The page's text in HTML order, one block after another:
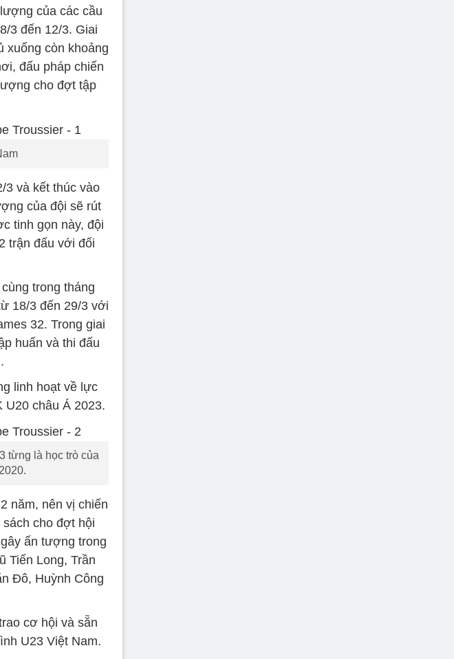
của các cầu
3 đến 12/3. Giai
xuống còn khoảng
đấu pháp chiến
cho đợt tập
3 và kết thúc vào
của đội sẽ rút
tinh gọn này, đội
trận đấu với đối
trong tháng
18/3 đến 29/3 với
32. Trong giai
huấn và thi đấu
linh hoạt về lực
U20 châu Á 2023.
từng là học trò của
năm, nên vị chiến
cho đợt hội
ấn tượng trong
Tiến Long, Trần
Đô, Huỳnh Công
cơ hội và sẵn
U23 Việt Nam.